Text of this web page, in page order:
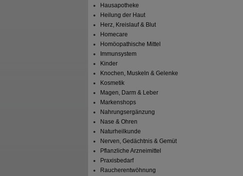
Hausapotheke
Heilung der Haut
Herz, Kreislauf & Blut
Homecare
Homöopathische Mittel
Immunsystem
Kinder
Knochen, Muskeln & Gelenke
Kosmetik
Magen, Darm & Leber
Markenshops
Nahrungsergänzung
Nase & Ohren
Naturheilkunde
Nerven, Gedächtnis & Gemüt
Pflanzliche Arzneimittel
Praxisbedarf
Raucherentwöhnung